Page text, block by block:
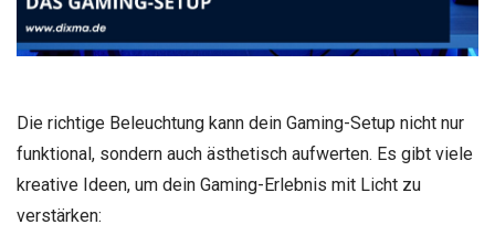
Die richtige Beleuchtung kann dein Gaming-Setup nicht nur
funktional, sondern auch ästhetisch aufwerten. Es gibt viele
kreative Ideen, um dein Gaming-Erlebnis mit Licht zu
verstärken: